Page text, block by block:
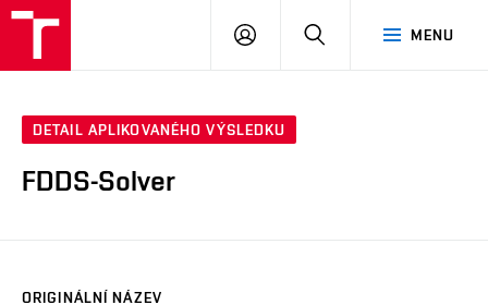
MENU
PŘIHLÁSIT
DETAIL APLIKOVANÉHO VÝSLEDKU
FDDS-Solver
ORIGINÁLNÍ NÁZEV